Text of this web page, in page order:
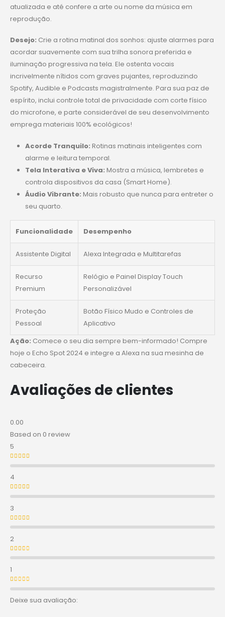
atualizada e até confere a arte ou nome da música em
reprodução.
Desejo: Crie a rotina matinal dos sonhos: ajuste alarmes para
acordar suavemente com sua trilha sonora preferida e
iluminação progressiva na tela. Ele ostenta vocais
incrivelmente nítidos com graves pujantes, reproduzindo
Spotify, Audible e Podcasts magistralmente. Para sua paz de
espírito, inclui controle total de privacidade com corte físico
do microfone, e parte considerável de seu desenvolvimento
emprega materiais 100% ecológicos!
Acorde Tranquilo: Rotinas matinais inteligentes com
alarme e leitura temporal.
Tela Interativa e Viva: Mostra a música, lembretes e
controla dispositivos da casa (Smart Home).
Áudio Vibrante: Mais robusto que nunca para entreter o
seu quarto.
Funcionalidade Desempenho
Assistente Digital Alexa Integrada e Multitarefas
Recurso
Premium
Relógio e Painel Display Touch
Personalizável
Proteção
Pessoal
Botão Físico Mudo e Controles de
Aplicativo
Ação: Comece o seu dia sempre bem-informado! Compre
hoje o Echo Spot 2024 e integre a Alexa na sua mesinha de
cabeceira.
Avaliações de clientes
0.00
Based on 0 review
5
Avaliação5de 5
4
Avaliação4de 5
3
Avaliação3de 5
2
Avaliação2de 5
1
Avaliação1de 5
Deixe sua avaliação: